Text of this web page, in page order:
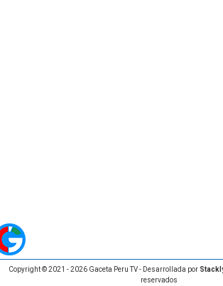
Copyright © 2021 - 2026 Gaceta Peru TV - Desarrollada por
reservados